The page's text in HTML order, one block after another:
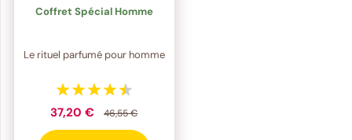
Coffret Spécial Homme
Le rituel parfumé pour homme
37,20 € 46,55 €